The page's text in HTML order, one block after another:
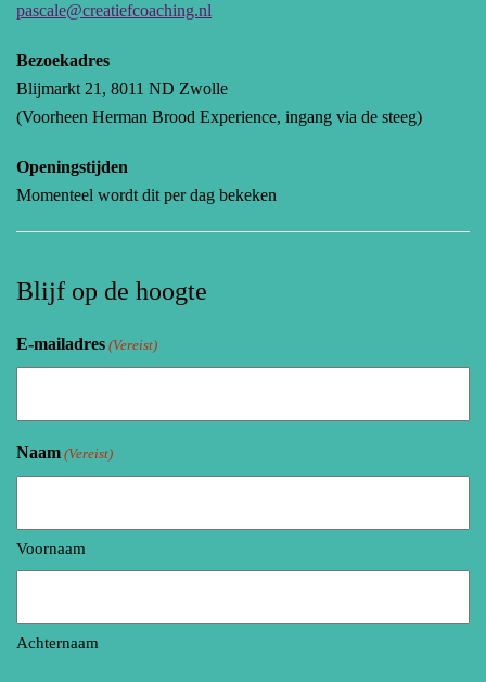
pascale@creatiefcoaching.nl
Bezoekadres
Blijmarkt 21, 8011 ND Zwolle
(Voorheen Herman Brood Experience, ingang via de steeg)
Openingstijden
Momenteel wordt dit per dag bekeken
Blijf op de hoogte
E-mailadres (Vereist)
Naam (Vereist)
Voornaam
Achternaam